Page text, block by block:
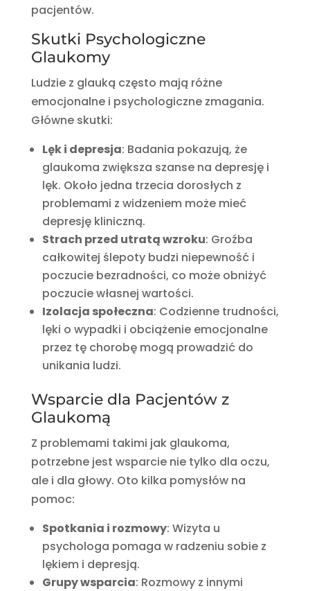
pacjentów.
Skutki Psychologiczne
Glaukomy
Ludzie z glauką często mają różne
emocjonalne i psychologiczne zmagania.
Główne skutki:
Lęk i depresja: Badania pokazują, że
glaukoma zwiększa szanse na depresję i
lęk. Około jedna trzecia dorosłych z
problemami z widzeniem może mieć
depresję kliniczną.
Strach przed utratą wzroku: Groźba
całkowitej ślepoty budzi niepewność i
poczucie bezradności, co może obniżyć
poczucie własnej wartości.
Izolacja społeczna: Codzienne trudności,
lęki o wypadki i obciążenie emocjonalne
przez tę chorobę mogą prowadzić do
unikania ludzi.
Wsparcie dla Pacjentów z
Glaukomą
Z problemami takimi jak glaukoma,
potrzebne jest wsparcie nie tylko dla oczu,
ale i dla głowy. Oto kilka pomysłów na
pomoc:
Spotkania i rozmowy: Wizyta u
psychologa pomaga w radzeniu sobie z
lękiem i depresją.
Grupy wsparcia: Rozmowy z innymi